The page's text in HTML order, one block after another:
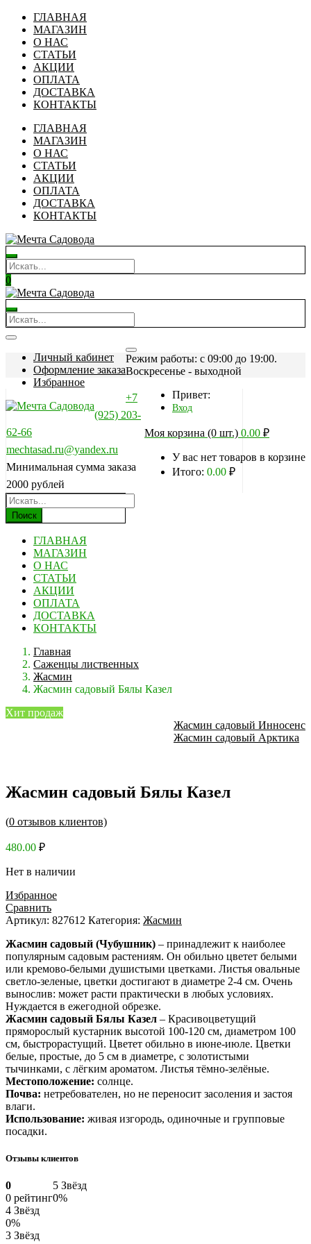
ГЛАВНАЯ
МАГАЗИН
О НАС
СТАТЬИ
АКЦИИ
ОПЛАТА
ДОСТАВКА
КОНТАКТЫ
ГЛАВНАЯ
МАГАЗИН
О НАС
СТАТЬИ
АКЦИИ
ОПЛАТА
ДОСТАВКА
КОНТАКТЫ
0
Личный кабинет
Оформление заказа
Избранное
Режим работы: c 09:00 до 19:00.
Воскресенье - выходной
Привет:
Вход
Моя корзина (0 шт.) 0.00 ₽
У вас нет товаров в корзине
Итого: 0.00 ₽
+7
(925) 203-
62-66
mechtasad.ru@yandex.ru
Минимальная сумма заказа
2000 рублей
Поиск
ГЛАВНАЯ
МАГАЗИН
О НАС
СТАТЬИ
АКЦИИ
ОПЛАТА
ДОСТАВКА
КОНТАКТЫ
Главная
Саженцы лиственных
Жасмин
Жасмин садовый Бялы Казел
Жасмин садовый Инносенс
Жасмин садовый Арктика
Хит продаж
Жасмин садовый Бялы Казел
(0 отзывов клиентов)
480.00 ₽
Нет в наличии
Избранное
Сравнить
Артикул: 827612 Категория: Жасмин
Жасмин садовый (Чубушник) – принадлежит к наиболее
популярным садовым растениям. Он обильно цветет белыми
или кремово-белыми душистыми цветками. Листья овальные
светло-зеленые, цветки достигают в диаметре 2-4 см. Очень
вынослив: может расти практически в любых условиях.
Нуждается в ежегодной обрезке.
Жасмин садовый Бялы Казел – Красивоцветущий
пряморослый кустарник высотой 100-120 см, диаметром 100
см, быстрорастущий. Цветет обильно в июне-июле. Цветки
белые, простые, до 5 см в диаметре, с золотистыми
тычинками, с лёгким ароматом. Листья тёмно-зелёные.
Местоположение: солнце.
Почва: нетребователен, но не переносит засоления и застоя
влаги.
Использование: живая изгородь, одиночные и групповые
посадки.
Отзывы клиентов
0
0 рейтинг
5 Звёзд
0%
4 Звёзд
0%
3 Звёзд